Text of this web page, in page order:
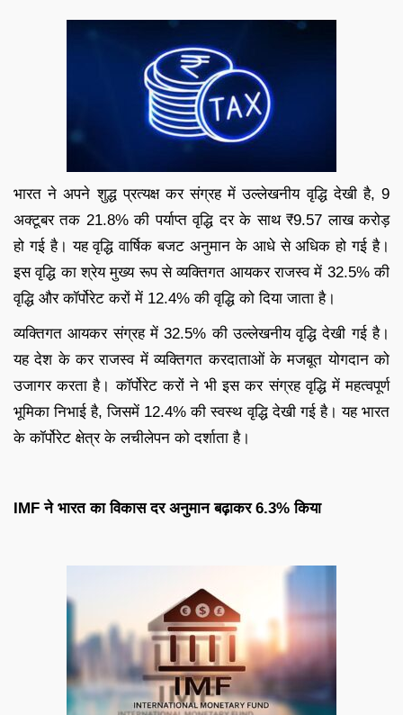
भारत ने अपने शुद्ध प्रत्यक्ष कर संग्रह में उल्लेखनीय वृद्धि देखी है, 9
अक्टूबर तक 21.8% की पर्याप्त वृद्धि दर के साथ ₹9.57 लाख करोड़
हो गई है। यह वृद्धि वार्षिक बजट अनुमान के आधे से अधिक हो गई है।
इस वृद्धि का श्रेय मुख्य रूप से व्यक्तिगत आयकर राजस्व में 32.5% की
वृद्धि और कॉर्पोरेट करों में 12.4% की वृद्धि को दिया जाता है।
व्यक्तिगत आयकर संग्रह में 32.5% की उल्लेखनीय वृद्धि देखी गई है।
यह देश के कर राजस्व में व्यक्तिगत करदाताओं के मजबूत योगदान को
उजागर करता है। कॉर्पोरेट करों ने भी इस कर संग्रह वृद्धि में महत्वपूर्ण
भूमिका निभाई है, जिसमें 12.4% की स्वस्थ वृद्धि देखी गई है। यह भारत
के कॉर्पोरेट क्षेत्र के लचीलेपन को दर्शाता है।
IMF ने भारत का विकास दर अनुमान बढ़ाकर 6.3% किया